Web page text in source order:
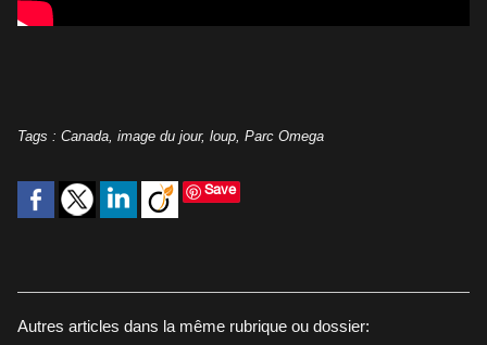
Tags : Canada, image du jour, loup, Parc Omega
Save
Autres articles dans la même rubrique ou dossier: